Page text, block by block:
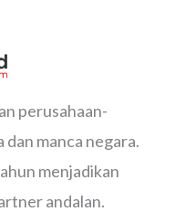
perusahaan-
manca negara.
menjadikan
andalan.